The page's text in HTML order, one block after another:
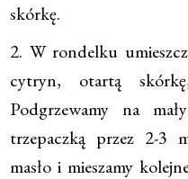
skórkę.
2. W rondelku
cytryn, otartą
Podgrzewamy na
trzepaczką przez 2-3
masło i mieszamy